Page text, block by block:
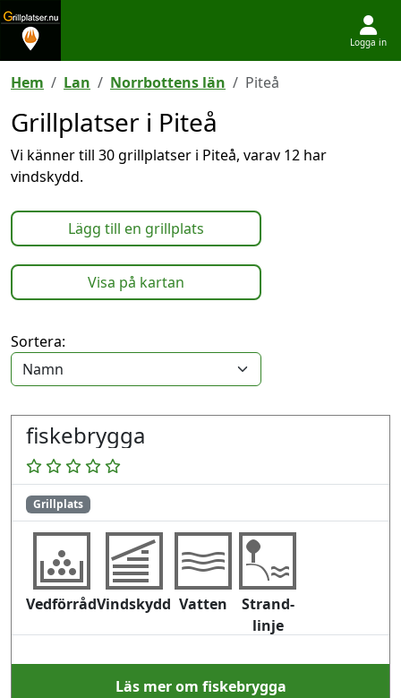
Logga in
Hem Lan Norrbottens län Piteå
Grillplatser i Piteå
Vi känner till 30 grillplatser i Piteå, varav 12 har
vindskydd.
Lägg till en grillplats
Visa på kartan
Sortera:
fiskebrygga
Grillplats
VedförrådVindskydd Vatten
Strand-
linje
Läs mer om fiskebrygga